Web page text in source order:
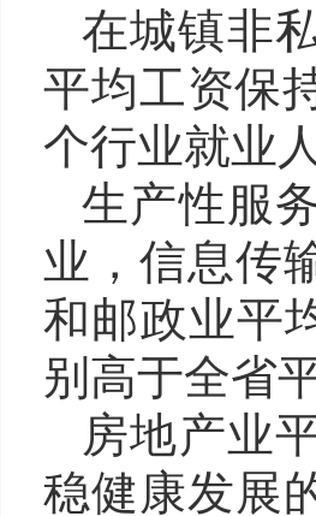
在城镇非
平均工资保
个行业就业
生产性服
业，信息传
和邮政业平
别高于全省
房地产业
稳健康发展